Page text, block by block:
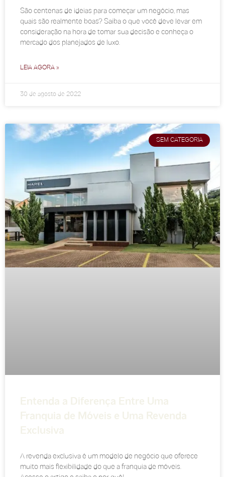
São centenas de ideias para começar um negócio, mas
quais são realmente boas? Saiba o que você deve levar em
consideração na hora de tomar sua decisão e conheça o
mercado dos planejados de luxo.
LEIA AGORA »
30 de agosto de 2022
SEM CATEGORIA
Entenda a Diferença Entre Uma
Franquia de Móveis e Uma Revenda
Exclusiva
A revenda exclusiva é um modelo de negócio que oferece
muito mais flexibilidade do que a franquia de móveis.